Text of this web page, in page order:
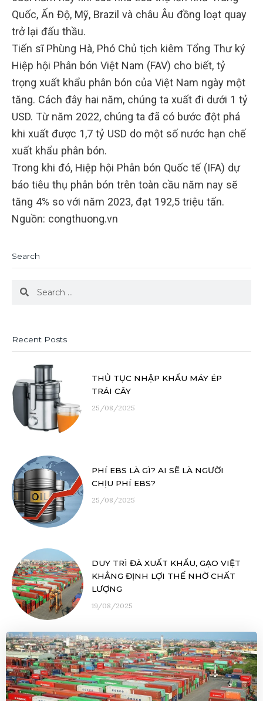
Quốc, Ấn Độ, Mỹ, Brazil và châu Âu đồng loạt quay
trở lại đấu thầu.
Tiến sĩ Phùng Hà, Phó Chủ tịch kiêm Tổng Thư ký
Hiệp hội Phân bón Việt Nam (FAV) cho biết, tỷ
trọng xuất khẩu phân bón của Việt Nam ngày một
tăng. Cách đây hai năm, chúng ta xuất đi dưới 1 tỷ
USD. Từ năm 2022, chúng ta đã có bước đột phá
khi xuất được 1,7 tỷ USD do một số nước hạn chế
xuất khẩu phân bón.
Trong khi đó, Hiệp hội Phân bón Quốc tế (IFA) dự
báo tiêu thụ phân bón trên toàn cầu năm nay sẽ
tăng 4% so với năm 2023, đạt 192,5 triệu tấn.
Nguồn: congthuong.vn
Search
Search
Recent Posts
THỦ TỤC NHẬP KHẨU MÁY ÉP
TRÁI CÂY
25/08/2025
PHÍ EBS LÀ GÌ? AI SẼ LÀ NGƯỜI
CHỊU PHÍ EBS?
25/08/2025
DUY TRÌ ĐÀ XUẤT KHẨU, GẠO VIỆT
KHẲNG ĐỊNH LỢI THẾ NHỜ CHẤT
LƯỢNG
19/08/2025